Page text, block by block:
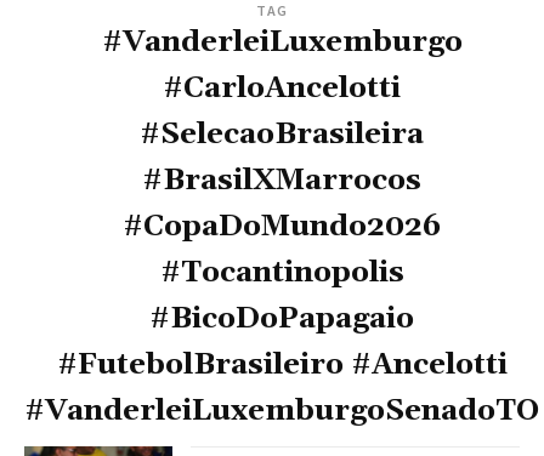
TAG
#VanderleiLuxemburgo
#CarloAncelotti
#SelecaoBrasileira
#BrasilXMarrocos
#CopaDoMundo2026
#Tocantinopolis
#BicoDoPapagaio
#FutebolBrasileiro #Ancelotti
#VanderleiLuxemburgoSenadoTO